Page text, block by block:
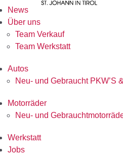
News
Über uns
Team Verkauf
Team Werkstatt
Autos
Neu- und Gebraucht PKW’S
Motorräder
Neu- und
Werkstatt
Jobs